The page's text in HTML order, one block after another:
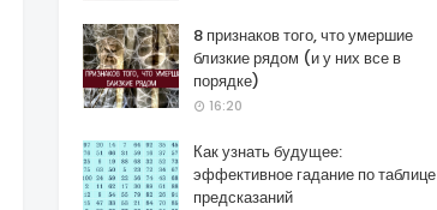
8 признаков того, что умершие
близкие рядом (и у них все в
порядке)
16:20
Как узнать будущее:
эффективное гадание по таблице
предсказаний